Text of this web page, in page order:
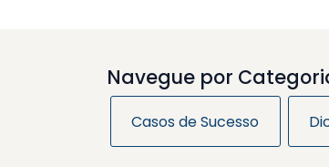
Navegue por
Casos de Sucesso